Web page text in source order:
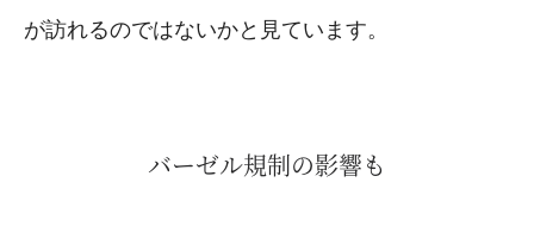
が訪れるのではないかと見ています。
バーゼル規制の影響も